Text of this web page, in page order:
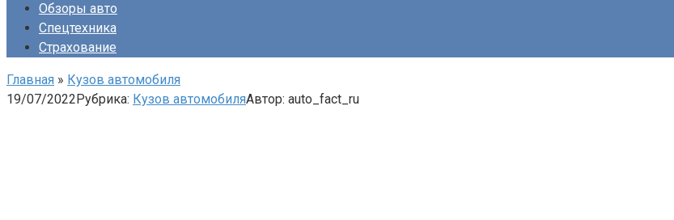
Обзоры авто
Спецтехника
Страхование
Главная » Кузов автомобиля
19/07/2022Рубрика: Кузов автомобиляАвтор: auto_fact_ru